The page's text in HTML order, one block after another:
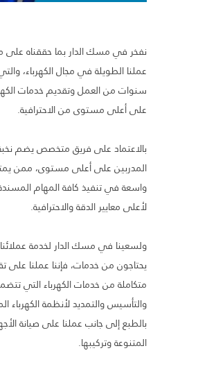
نفخر في مسك الدار بما حققناه على
سنوات من العمل وتقديم خدمات
على أعلى مستوى من الاحترافية.
بالاعتماد على فريق متخصص يضم
المدربين على أعلى مستوى، ممن
واسعة في تنفيذ كافة المهام
لأعلى معايير الدقة والاحترافية.
ولسعينا في مسك الدار لخدمة
يحتاجون من خدمات، فإننا عملنا على
متكاملة من خدمات الكهرباء التي
والتأسيس والتمديد لأنظمة الكهرباء
بالطبع إلى جانب عملنا على صيانة
المتنوعة وتركيبها.